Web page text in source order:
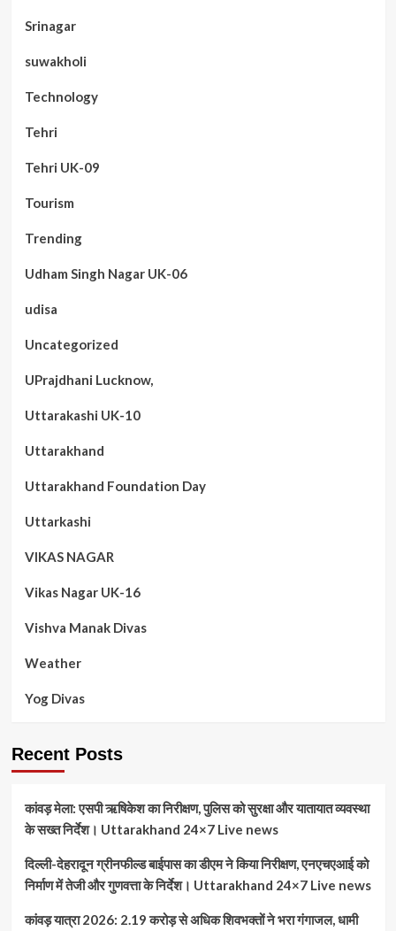
Srinagar
suwakholi
Technology
Tehri
Tehri UK-09
Tourism
Trending
Udham Singh Nagar UK-06
udisa
Uncategorized
UPrajdhani Lucknow,
Uttarakashi UK-10
Uttarakhand
Uttarakhand Foundation Day
Uttarkashi
VIKAS NAGAR
Vikas Nagar UK-16
Vishva Manak Divas
Weather
Yog Divas
Recent Posts
कांवड़ मेला: एसपी ऋषिकेश का निरीक्षण, पुलिस को सुरक्षा और यातायात व्यवस्था
के सख्त निर्देश। Uttarakhand 24×7 Live news
दिल्ली-देहरादून ग्रीनफील्ड बाईपास का डीएम ने किया निरीक्षण, एनएचएआई को
निर्माण में तेजी और गुणवत्ता के निर्देश। Uttarakhand 24×7 Live news
कांवड़ यात्रा 2026: 2.19 करोड़ से अधिक शिवभक्तों ने भरा गंगाजल, धामी